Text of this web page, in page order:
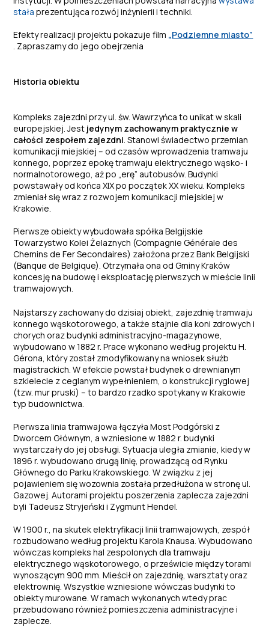
stała prezentująca rozwój inżynierii i techniki.
Efekty realizacji projektu pokazuje film „Podziemne miasto”
. Zapraszamy do jego obejrzenia
Historia obiektu
Kompleks zajezdni przy ul. św. Wawrzyńca to unikat w skali
europejskiej. Jest jedynym zachowanym praktycznie w
całości zespołem zajezdni. Stanowi świadectwo przemian
komunikacji miejskiej – od czasów wprowadzenia tramwaju
konnego, poprzez epokę tramwaju elektrycznego wąsko- i
normalnotorowego, aż po „erę” autobusów. Budynki
powstawały od końca XIX po początek XX wieku. Kompleks
zmieniał się wraz z rozwojem komunikacji miejskiej w
Krakowie.
Pierwsze obiekty wybudowała spółka Belgijskie
Towarzystwo Kolei Żelaznych (Compagnie Générale des
Chemins de Fer Secondaires) założona przez Bank Belgijski
(Banque de Belgique). Otrzymała ona od Gminy Kraków
koncesję na budowę i eksploatację pierwszych w mieście linii
tramwajowych.
Najstarszy zachowany do dzisiaj obiekt, zajezdnię tramwaju
konnego wąskotorowego, a także stajnie dla koni zdrowych i
chorych oraz budynki administracyjno-magazynowe,
wybudowano w 1882 r. Prace wykonano według projektu H.
Gérona, który został zmodyfikowany na wniosek służb
magistrackich. W efekcie powstał budynek o drewnianym
szkielecie z ceglanym wypełnieniem, o konstrukcji ryglowej
(tzw. mur pruski) – to bardzo rzadko spotykany w Krakowie
typ budownictwa.
Pierwsza linia tramwajowa łączyła Most Podgórski z
Dworcem Głównym, a wzniesione w 1882 r. budynki
wystarczały do jej obsługi. Sytuacja uległa zmianie, kiedy w
1896 r. wybudowano drugą linię, prowadzącą od Rynku
Głównego do Parku Krakowskiego. W związku z jej
pojawieniem się wozownia została przedłużona w stronę ul.
Gazowej. Autorami projektu poszerzenia zaplecza zajezdni
byli Tadeusz Stryjeński i Zygmunt Hendel.
W 1900 r., na skutek elektryfikacji linii tramwajowych, zespół
rozbudowano według projektu Karola Knausa. Wybudowano
wówczas kompleks hal zespolonych dla tramwaju
elektrycznego wąskotorowego, o prześwicie między torami
wynoszącym 900 mm. Mieścił on zajezdnię, warsztaty oraz
elektrownię. Wszystkie wzniesione wówczas budynki to
obiekty murowane. W ramach wykonanych wtedy prac
przebudowano również pomieszczenia administracyjne i
zaplecze.